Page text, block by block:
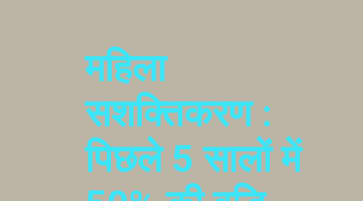
महिला
सशक्तिकरण :
पिछले 5 सालों में